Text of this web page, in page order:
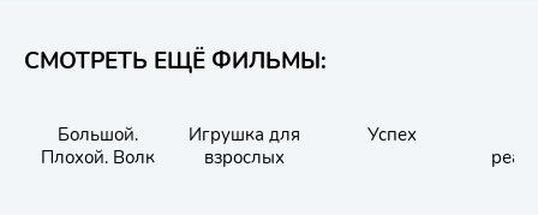
СМОТРЕТЬ ЕЩЁ ФИЛЬМЫ:
Большой.
Плохой. Волк
Игрушка для
взрослых
Успех